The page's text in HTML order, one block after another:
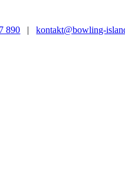
890 |kontakt@bowling-